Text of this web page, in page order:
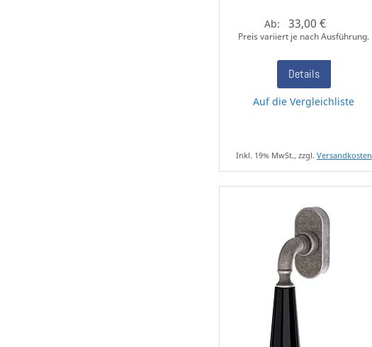
Ab: 33,00 €
Preis variiert je nach Ausführung.
Details
Auf die Vergleichliste
Inkl. 19% MwSt., zzgl. Versandkosten